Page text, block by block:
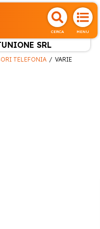
CERCA MENU
SRL
TELEFONIA VARIE